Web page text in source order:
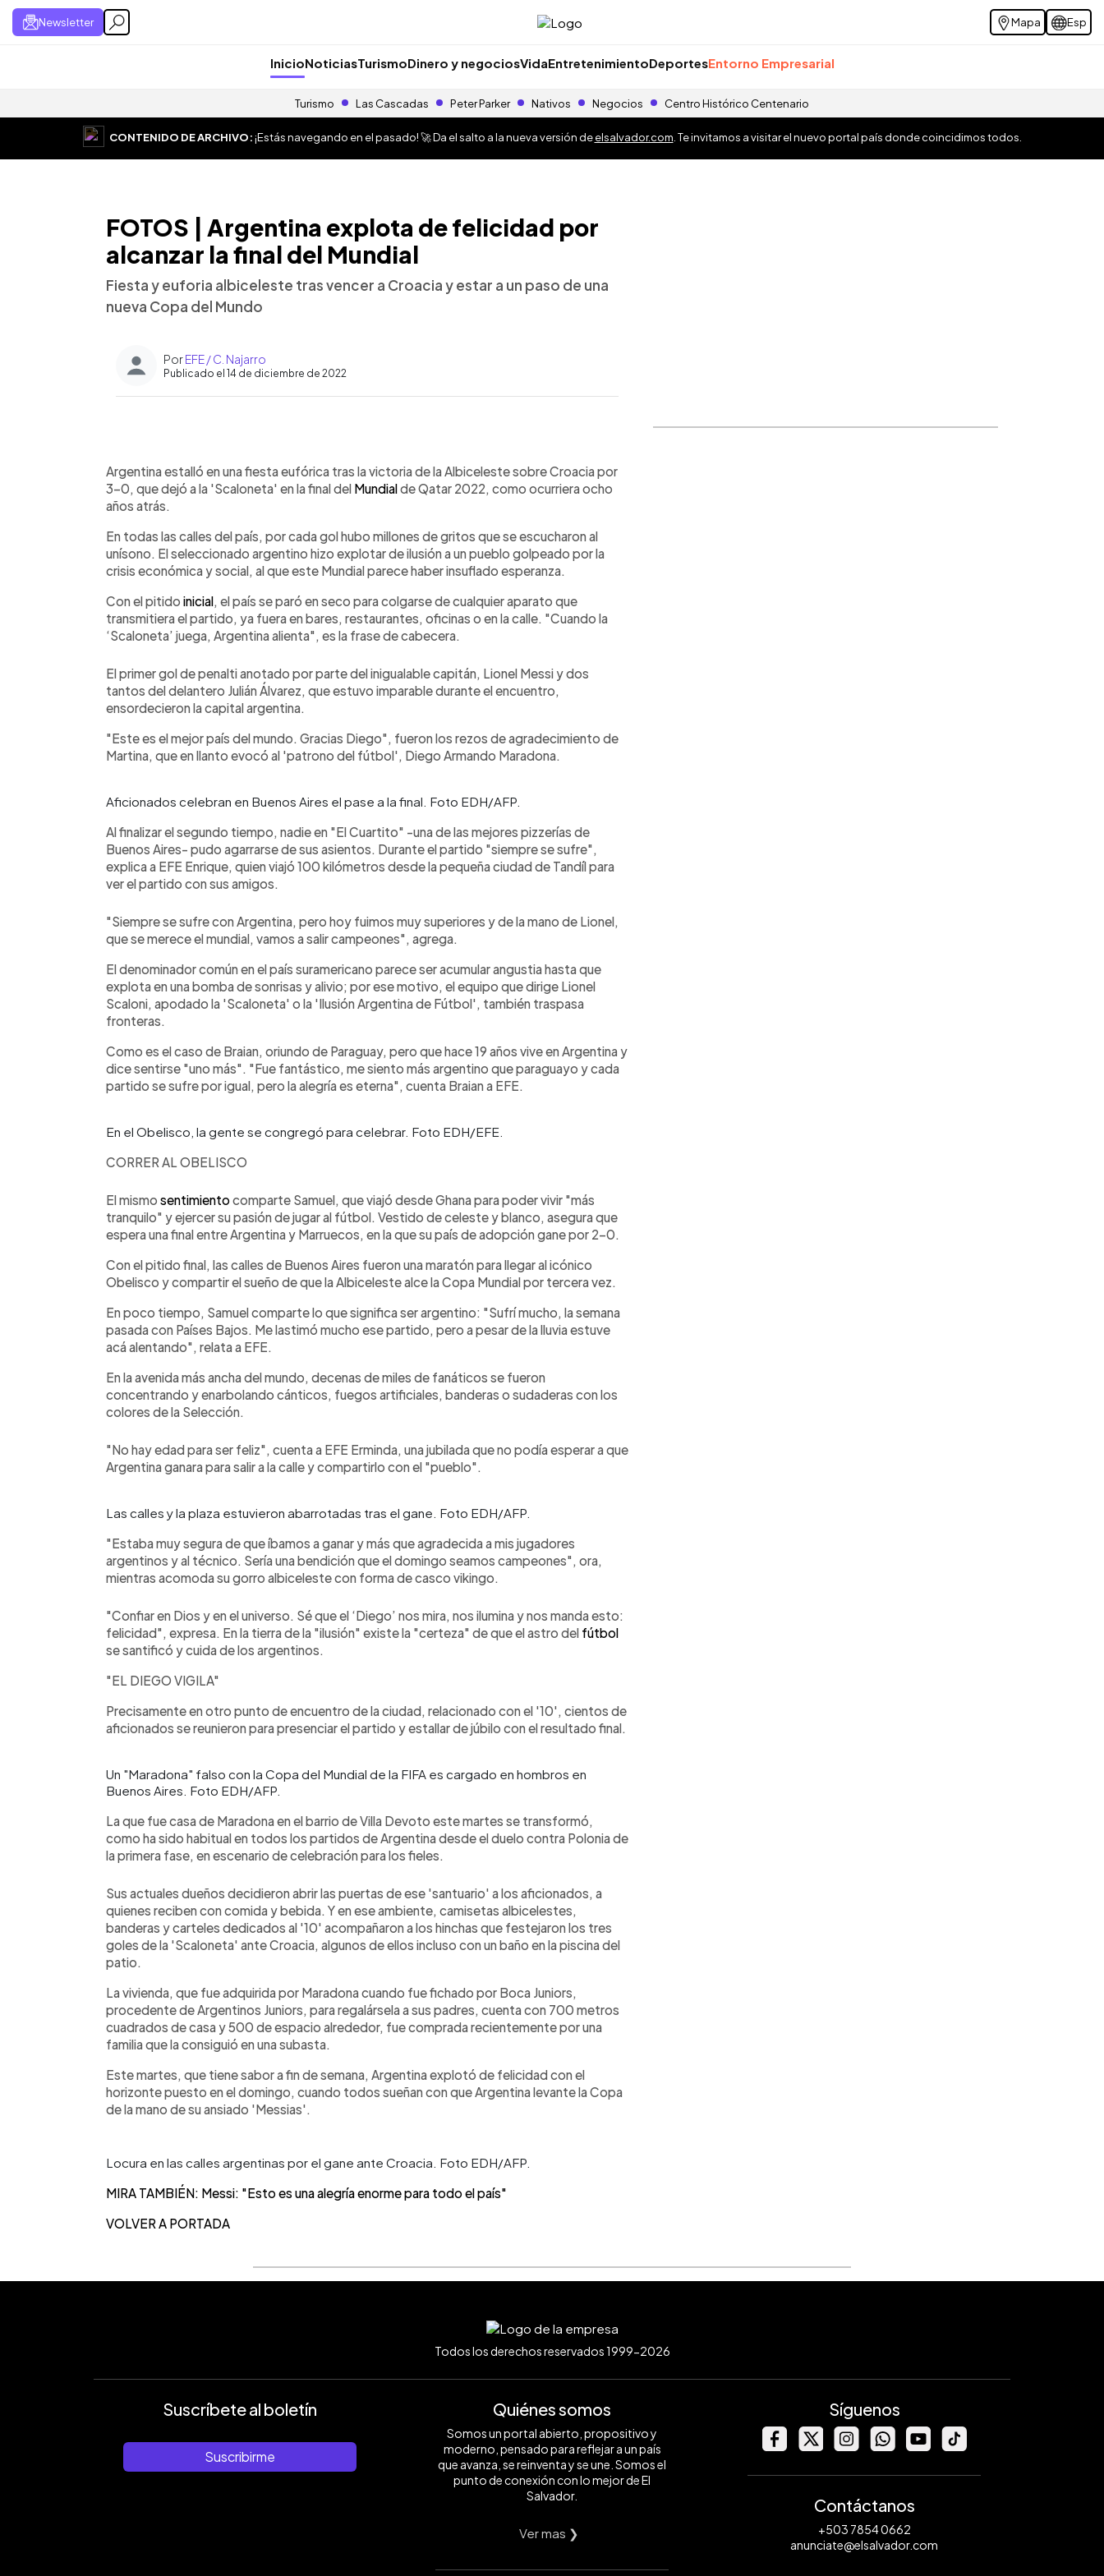
Newsletter Mapa Esp
InicioNoticiasTurismoDinero y negociosVidaEntretenimientoDeportesEntorno Empresarial
Turismo Las Cascadas Peter Parker Nativos Negocios Centro Histórico Centenario
CONTENIDO DE ARCHIVO:¡Estás navegando en el pasado! 🚀 Da el salto a la nueva versión deelsalvador.com . Te invitamos a visitar el nuevo portal país donde coincidimos todos.
FOTOS | Argentina explota de felicidad por
alcanzar la final del Mundial
Fiesta y euforia albiceleste tras vencer a Croacia y estar a un paso de una
nueva Copa del Mundo
PorEFE / C. Najarro
Publicado el 14 de diciembre de 2022
Escuchar artículo
Argentina estalló en una fiesta eufórica tras la victoria de la Albiceleste sobre Croacia por
3-0, que dejó a la 'Scaloneta' en la final del Mundialde Qatar 2022, como ocurriera ocho
años atrás.
En todas las calles del país, por cada gol hubo millones de gritos que se escucharon al
unísono. El seleccionado argentino hizo explotar de ilusión a un pueblo golpeado por la
crisis económica y social, al que este Mundial parece haber insuflado esperanza.
Con el pitido inicial, el país se paró en seco para colgarse de cualquier aparato que
transmitiera el partido, ya fuera en bares, restaurantes, oficinas o en la calle. "Cuando la
‘Scaloneta’ juega, Argentina alienta", es la frase de cabecera.
El primer gol de penalti anotado por parte del inigualable capitán, Lionel Messi y dos
tantos del delantero Julián Álvarez, que estuvo imparable durante el encuentro,
ensordecieron la capital argentina.
"Este es el mejor país del mundo. Gracias Diego", fueron los rezos de agradecimiento de
Martina, que en llanto evocó al 'patrono del fútbol', Diego Armando Maradona.
Aficionados celebran en Buenos Aires el pase a la final. Foto EDH/AFP.
Al finalizar el segundo tiempo, nadie en "El Cuartito" -una de las mejores pizzerías de
Buenos Aires- pudo agarrarse de sus asientos. Durante el partido "siempre se sufre",
explica a EFE Enrique, quien viajó 100 kilómetros desde la pequeña ciudad de Tandíl para
ver el partido con sus amigos.
"Siempre se sufre con Argentina, pero hoy fuimos muy superiores y de la mano de Lionel,
que se merece el mundial, vamos a salir campeones", agrega.
El denominador común en el país suramericano parece ser acumular angustia hasta que
explota en una bomba de sonrisas y alivio; por ese motivo, el equipo que dirige Lionel
Scaloni, apodado la 'Scaloneta' o la 'Ilusión Argentina de Fútbol', también traspasa
fronteras.
Como es el caso de Braian, oriundo de Paraguay, pero que hace 19 años vive en Argentina y
dice sentirse "uno más". "Fue fantástico, me siento más argentino que paraguayo y cada
partido se sufre por igual, pero la alegría es eterna", cuenta Braian a EFE.
En el Obelisco, la gente se congregó para celebrar. Foto EDH/EFE.
CORRER AL OBELISCO
El mismo sentimientocomparte Samuel, que viajó desde Ghana para poder vivir "más
tranquilo" y ejercer su pasión de jugar al fútbol. Vestido de celeste y blanco, asegura que
espera una final entre Argentina y Marruecos, en la que su país de adopción gane por 2-0.
Con el pitido final, las calles de Buenos Aires fueron una maratón para llegar al icónico
Obelisco y compartir el sueño de que la Albiceleste alce la Copa Mundial por tercera vez.
En poco tiempo, Samuel comparte lo que significa ser argentino: "Sufrí mucho, la semana
pasada con Países Bajos. Me lastimó mucho ese partido, pero a pesar de la lluvia estuve
acá alentando", relata a EFE.
En la avenida más ancha del mundo, decenas de miles de fanáticos se fueron
concentrando y enarbolando cánticos, fuegos artificiales, banderas o sudaderas con los
colores de la Selección.
"No hay edad para ser feliz", cuenta a EFE Erminda, una jubilada que no podía esperar a que
Argentina ganara para salir a la calle y compartirlo con el "pueblo".
Las calles y la plaza estuvieron abarrotadas tras el gane. Foto EDH/AFP.
"Estaba muy segura de que íbamos a ganar y más que agradecida a mis jugadores
argentinos y al técnico. Sería una bendición que el domingo seamos campeones", ora,
mientras acomoda su gorro albiceleste con forma de casco vikingo.
"Confiar en Dios y en el universo. Sé que el ‘Diego’ nos mira, nos ilumina y nos manda esto:
felicidad", expresa. En la tierra de la "ilusión" existe la "certeza" de que el astro del fútbol
se santificó y cuida de los argentinos.
"EL DIEGO VIGILA"
Precisamente en otro punto de encuentro de la ciudad, relacionado con el '10', cientos de
aficionados se reunieron para presenciar el partido y estallar de júbilo con el resultado final.
Un "Maradona" falso con la Copa del Mundial de la FIFA es cargado en hombros en
Buenos Aires. Foto EDH/AFP.
La que fue casa de Maradona en el barrio de Villa Devoto este martes se transformó,
como ha sido habitual en todos los partidos de Argentina desde el duelo contra Polonia de
la primera fase, en escenario de celebración para los fieles.
Sus actuales dueños decidieron abrir las puertas de ese 'santuario' a los aficionados, a
quienes reciben con comida y bebida. Y en ese ambiente, camisetas albicelestes,
banderas y carteles dedicados al '10' acompañaron a los hinchas que festejaron los tres
goles de la 'Scaloneta' ante Croacia, algunos de ellos incluso con un baño en la piscina del
patio.
La vivienda, que fue adquirida por Maradona cuando fue fichado por Boca Juniors,
procedente de Argentinos Juniors, para regalársela a sus padres, cuenta con 700 metros
cuadrados de casa y 500 de espacio alrededor, fue comprada recientemente por una
familia que la consiguió en una subasta.
Este martes, que tiene sabor a fin de semana, Argentina explotó de felicidad con el
horizonte puesto en el domingo, cuando todos sueñan con que Argentina levante la Copa
de la mano de su ansiado 'Messias'.
Locura en las calles argentinas por el gane ante Croacia. Foto EDH/AFP.
MIRA TAMBIÉN: Messi: "Esto es una alegría enorme para todo el país"
VOLVER A PORTADA
Todos los derechos reservados 1999-2026
Suscríbete al boletín
Suscribirme
Quiénes somos
Somos un portal abierto, propositivo y
moderno, pensado para reflejar a un país
que avanza, se reinventa y se une. Somos el
punto de conexión con lo mejor de El
Salvador.
Ver mas ❯
Síguenos
Contáctanos
+503 7854 0662
anunciate@elsalvador.com